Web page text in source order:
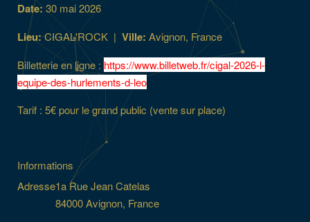
Date:30 mai 2026
Lieu:CIGAL'ROCK | Ville: Avignon, France
Billetterie en ligne : https://www.billetweb.fr/cigal-2026-l-
equipe-des-hurlements-d-leo
Tarif : 5€ pour le grand public (vente sur place)
Informations
Adresse1a Rue Jean Catelas
84000 Avignon, France